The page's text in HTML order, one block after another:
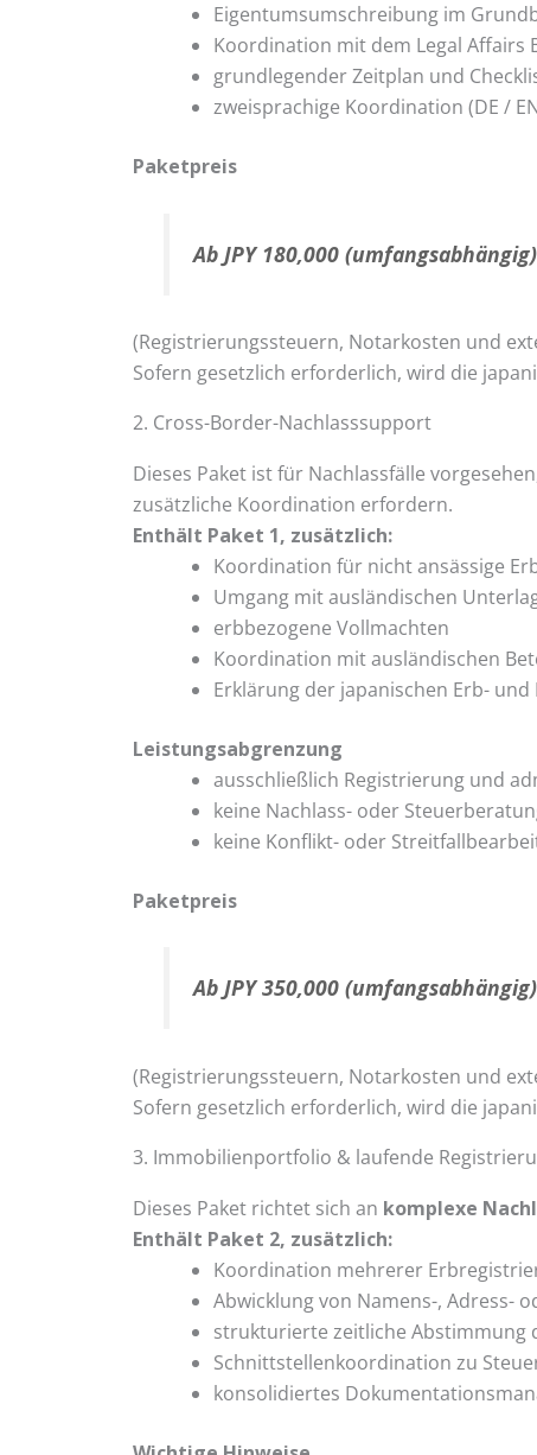
Eigentumsumschreibung im
Koordination mit dem Legal Affairs
grundlegender Zeitplan und
zweisprachige Koordination (DE /
Paketpreis
Ab JPY 180,000 (umfangsabhängig)
(Registrierungssteuern, Notarkosten und
Sofern gesetzlich erforderlich, wird die
2. Cross-Border-Nachlass­support
Dieses Paket ist für Nachlassfälle
zusätzliche Koordination erfordern.
Enthält Paket 1, zusätzlich:
Koordination für nicht ansässige
Umgang mit ausländischen
erbbezogene Vollmachten
Koordination mit ausländischen
Erklärung der japanischen Erb-
Leistungsabgrenzung
ausschließlich Registrierung und
keine Nachlass- oder
keine Konflikt- oder
Paketpreis
Ab JPY 350,000 (umfangsabhängig)
(Registrierungssteuern, Notarkosten und
Sofern gesetzlich erforderlich, wird die
3. Immobilienportfolio & laufende
Dieses Paket richtet sich an komplexe
Enthält Paket 2, zusätzlich:
Koordination mehrerer
Abwicklung von Namens-, Adress-
strukturierte zeitliche Abstimmung
Schnittstellenkoordination zu
konsolidiertes